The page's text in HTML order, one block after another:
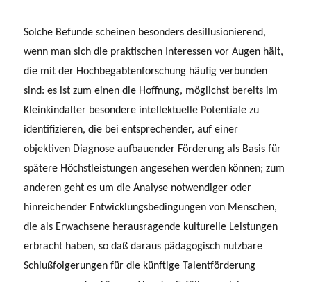
Solche Befunde scheinen besonders desillusionierend,
wenn man sich die prakti­schen Interessen vor Augen hält,
die mit der Hochbegabtenforschung häufig verbunden
sind: es ist zum einen die Hoffnung, möglichst bereits im
Kleinkindalter besondere intellektuelle Potentiale zu
identifizieren, die bei entsprechender, auf einer
objektiven Diagnose aufbauender Förderung als Basis für
spätere Höchstlei­stungen angesehen werden können; zum
anderen geht es um die Analyse notwendi­ger oder
hinreichender Entwicklungsbedingungen von Menschen,
die als Erwach­sene herausragende kulturelle Leistungen
erbracht haben, so daß daraus pädago­gisch nutzbare
Schlußfolgerungen für die künftige Talentförderung